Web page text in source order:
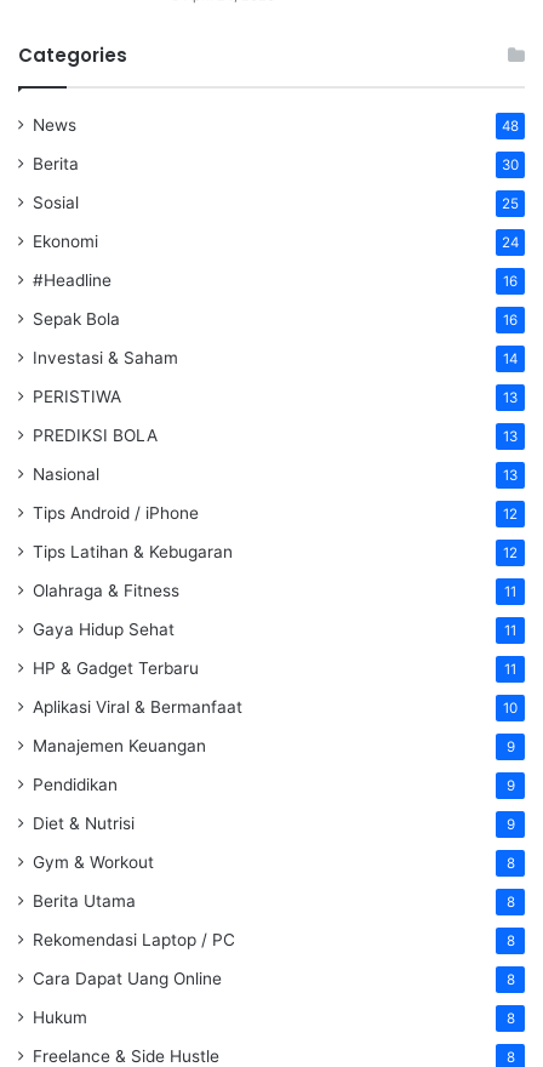
Categories
News 48
Berita 30
Sosial 25
Ekonomi 24
#Headline 16
Sepak Bola 16
Investasi & Saham 14
PERISTIWA 13
PREDIKSI BOLA 13
Nasional 13
Tips Android / iPhone 12
Tips Latihan & Kebugaran 12
Olahraga & Fitness 11
Gaya Hidup Sehat 11
HP & Gadget Terbaru 11
Aplikasi Viral & Bermanfaat 10
Manajemen Keuangan 9
Pendidikan 9
Diet & Nutrisi 9
Gym & Workout 8
Berita Utama 8
Rekomendasi Laptop / PC 8
Cara Dapat Uang Online 8
Hukum 8
Freelance & Side Hustle 8